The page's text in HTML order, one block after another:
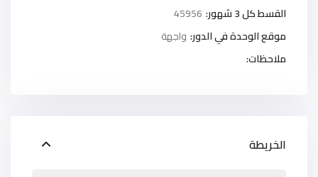
القسط كل 3 شهور:
45956
موقع الوحدة في الدور: واجهة
ملاحظات:
الخريطة